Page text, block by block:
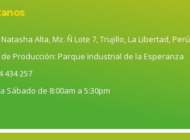
Alta, Mz. Ñ Lote 7, Trujillo, La Libertad, Perú
Producción: Parque Industrial de la Esperanza
434 257
Sábado de 8:00am a 5:30pm